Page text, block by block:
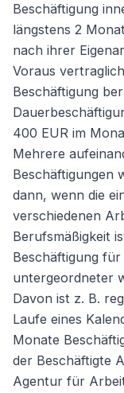
Beschäftigung
längstens 2
nach ihrer
Voraus
Beschäftigung
400 EUR im
Mehrere
Beschäftigungen
dann, wenn die
verschiedenen
Berufsmäßigkeit
Beschäftigung
untergeordneter
Davon ist z. B.
Laufe eines
Monate
der Beschäftigte
Agentur für